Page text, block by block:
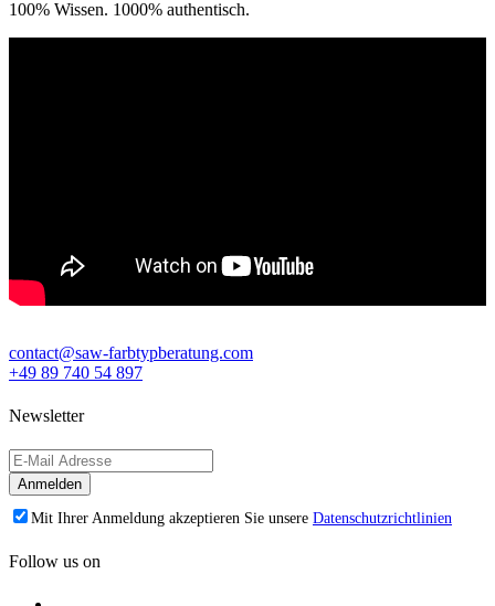
100% Wissen. 1000% authentisch.
contact@saw-farbtypberatung.com
+49 89 740 54 897
Newsletter
Mit Ihrer Anmeldung akzeptieren Sie unsere Datenschutzrichtlinien
Follow us on